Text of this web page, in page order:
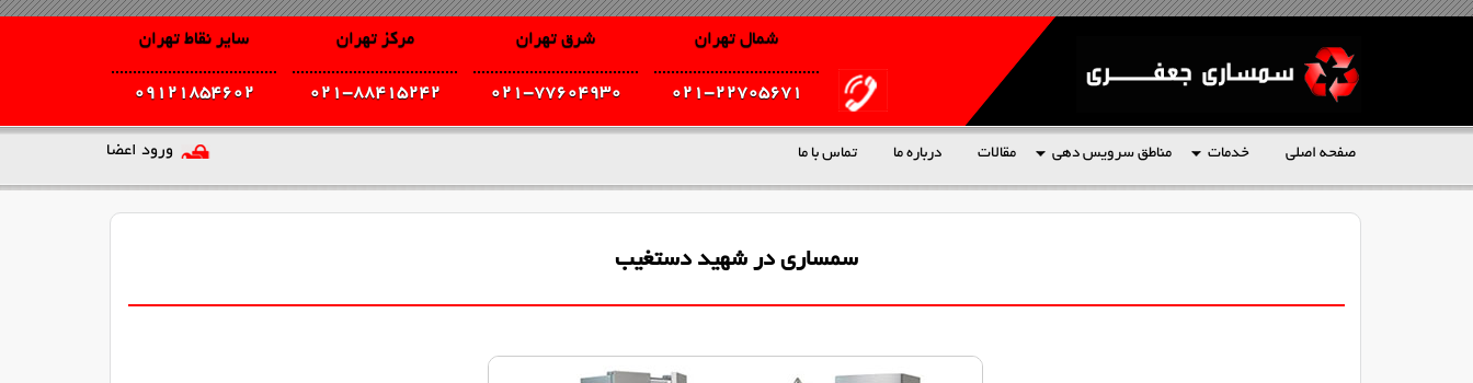
سایر نقاط تهران
09121854602
مرکز تهران
021-88415242
شرق تهران
021-77604930
شمال تهران
021-22705671
صفحه اصلی خدمات مناطق سرویس دهی مقالات درباره ما تماس با ما ورود اعضا
سمساری در شهید دستغیب